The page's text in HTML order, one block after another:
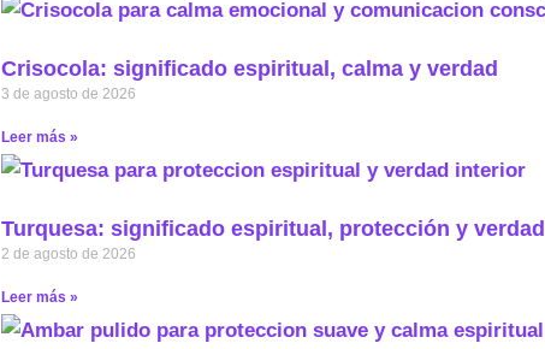
Crisocola: significado espiritual, calma y verdad
3 de agosto de 2026
Leer más »
Turquesa: significado espiritual, protección y verdad
2 de agosto de 2026
Leer más »